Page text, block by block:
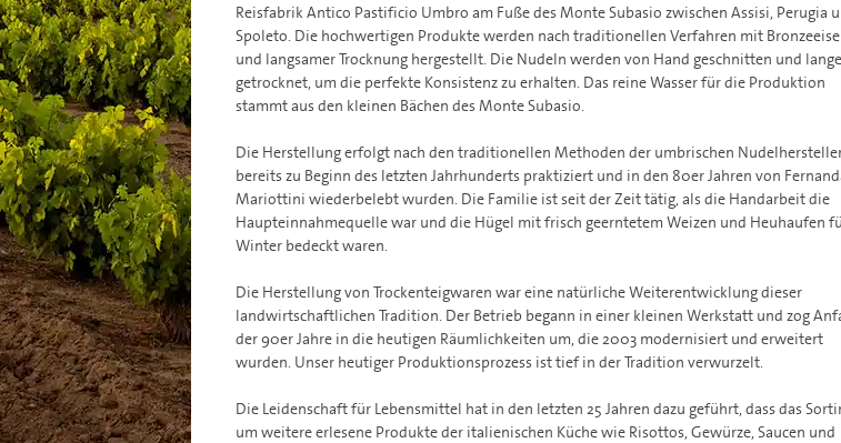
Reisfabrik Antico Pastificio Umbro am Fuße des Monte Subasio zwischen Assisi, Perugia
Spoleto. Die hochwertigen Produkte werden nach traditionellen Verfahren mit
und langsamer Trocknung hergestellt. Die Nudeln werden von Hand geschnitten und lange
getrocknet, um die perfekte Konsistenz zu erhalten. Das reine Wasser für die Produktion
stammt aus den kleinen Bächen des Monte Subasio.
Die Herstellung erfolgt nach den traditionellen Methoden der umbrischen
bereits zu Beginn des letzten Jahrhunderts praktiziert und in den 80er Jahren von
Mariottini wiederbelebt wurden. Die Familie ist seit der Zeit tätig, als die Handarbeit die
Haupteinnahmequelle war und die Hügel mit frisch geerntetem Weizen und Heuhaufen
Winter bedeckt waren.
Die Herstellung von Trockenteigwaren war eine natürliche Weiterentwicklung dieser
landwirtschaftlichen Tradition. Der Betrieb begann in einer kleinen Werkstatt und zog
der 90er Jahre in die heutigen Räumlichkeiten um, die 2003 modernisiert und erweitert
wurden. Unser heutiger Produktionsprozess ist tief in der Tradition verwurzelt.
Die Leidenschaft für Lebensmittel hat in den letzten 25 Jahren dazu geführt, dass das
um weitere erlesene Produkte der italienischen Küche wie Risottos, Gewürze, Saucen und